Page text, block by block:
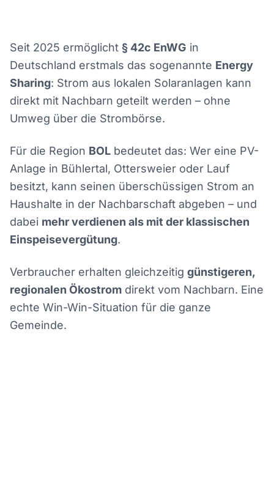
Seit 2025 ermöglicht § 42c EnWG in
Deutschland erstmals das sogenannte Energy
Sharing: Strom aus lokalen Solaranlagen kann
direkt mit Nachbarn geteilt werden – ohne
Umweg über die Strombörse.
Für die Region BOL bedeutet das: Wer eine PV-
Anlage in Bühlertal, Ottersweier oder Lauf
besitzt, kann seinen überschüssigen Strom an
Haushalte in der Nachbarschaft abgeben – und
dabei mehr verdienen als mit der klassischen
Einspeisevergütung.
Verbraucher erhalten gleichzeitig günstigeren,
regionalen Ökostrom direkt vom Nachbarn. Eine
echte Win-Win-Situation für die ganze
Gemeinde.